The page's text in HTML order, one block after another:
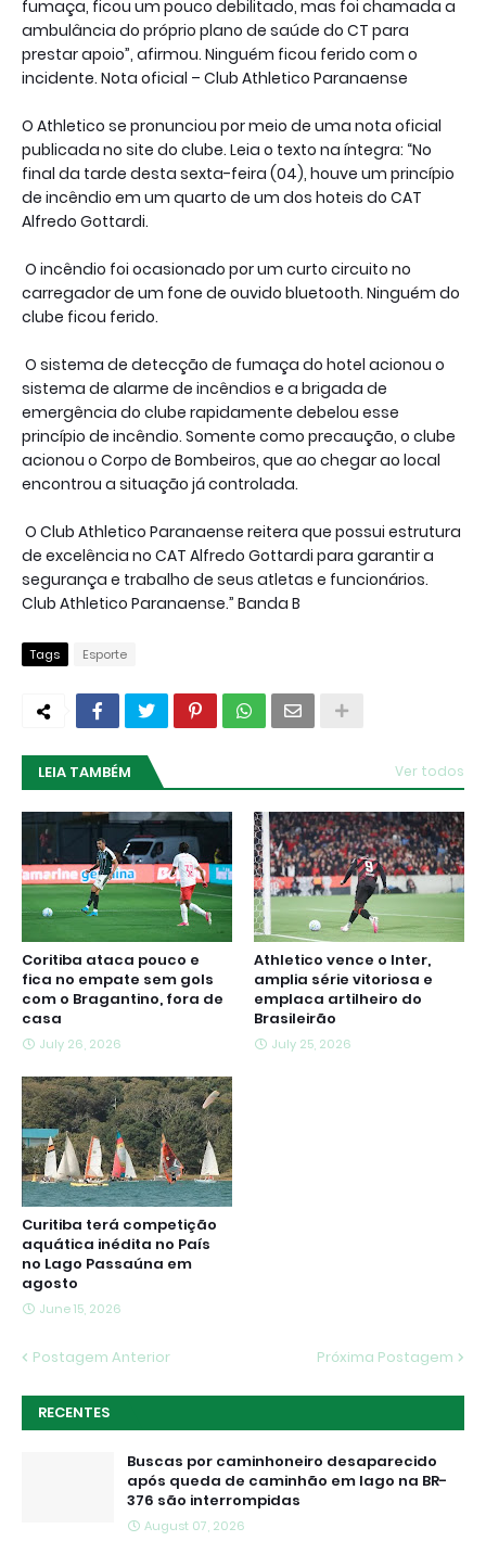
fumaça, ficou um pouco debilitado, mas foi chamada a
ambulância do próprio plano de saúde do CT para
prestar apoio”, afirmou. Ninguém ficou ferido com o
incidente. Nota oficial – Club Athletico Paranaense
O Athletico se pronunciou por meio de uma nota oficial
publicada no site do clube. Leia o texto na íntegra: “No
final da tarde desta sexta-feira (04), houve um princípio
de incêndio em um quarto de um dos hoteis do CAT
Alfredo Gottardi.
O incêndio foi ocasionado por um curto circuito no
carregador de um fone de ouvido bluetooth. Ninguém do
clube ficou ferido.
O sistema de detecção de fumaça do hotel acionou o
sistema de alarme de incêndios e a brigada de
emergência do clube rapidamente debelou esse
princípio de incêndio. Somente como precaução, o clube
acionou o Corpo de Bombeiros, que ao chegar ao local
encontrou a situação já controlada.
O Club Athletico Paranaense reitera que possui estrutura
de excelência no CAT Alfredo Gottardi para garantir a
segurança e trabalho de seus atletas e funcionários.
Club Athletico Paranaense.” Banda B
Tags Esporte
LEIA TAMBÉM Ver todos
Coritiba ataca pouco e
fica no empate sem gols
com o Bragantino, fora de
casa
July 26, 2026
Athletico vence o Inter,
amplia série vitoriosa e
emplaca artilheiro do
Brasileirão
July 25, 2026
Curitiba terá competição
aquática inédita no País
no Lago Passaúna em
agosto
June 15, 2026
Postagem Anterior Próxima Postagem
RECENTES
Buscas por caminhoneiro desaparecido
após queda de caminhão em lago na BR-
376 são interrompidas
August 07, 2026